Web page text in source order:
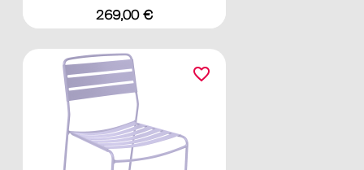
Preis
269,00 €
favorite_border